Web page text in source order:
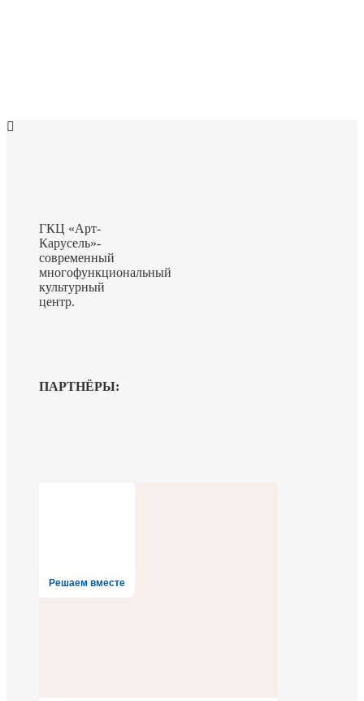
ГКЦ «Арт-
Карусель»-
современный
многофункциональный
культурный
центр.
ПАРТНЁРЫ:
Решаем вместе